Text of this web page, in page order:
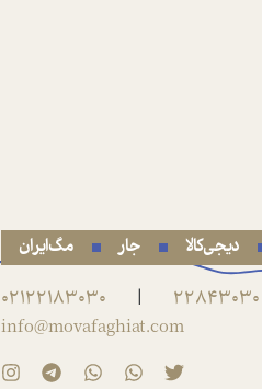
دیجی‌کالا جار مگ‌ایران
22843030
|
02122183030
info@movafaghiat.com